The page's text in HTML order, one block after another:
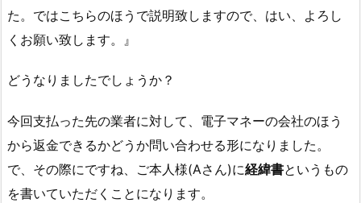
た。ではこちらのほうで説明致しますので、はい、よろし
くお願い致します。』
どうなりましたでしょうか？
今回支払った先の業者に対して、電子マネーの会社のほう
から返金できるかどうか問い合わせる形になりました。
で、その際にですね、ご本人様(Aさん)に経緯書というもの
を書いていただくことになります。